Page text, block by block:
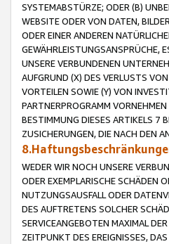
SYSTEMABSTÜRZE; ODER (B)
WEBSITE ODER VON DATEN,
ODER EINER ANDEREN
GEWÄHRLEISTUNGSANSPRÜCHE,
UNSERE VERBUNDENEN
AUFGRUND (X) DES VERLUSTS
VORTEILEN SOWIE (Y) VON
PARTNERPROGRAMM
BESTIMMUNG DIESES ARTIKELS 7
ZUSICHERUNGEN, DIE NACH DEN
WEDER WIR NOCH UNSERE
ODER EXEMPLARISCHE SCHÄDEN
NUTZUNGSAUSFALL ODER
DES AUFTRETENS SOLCHER
SERVICEANGEBOTEN MAXIMAL
ZEITPUNKT DES EREIGNISSES,